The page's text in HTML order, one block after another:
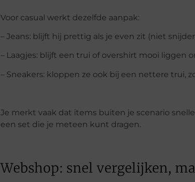
Voor casual werkt dezelfde aanpak:
– Jeans: blijft hij prettig als je even zit (niet
– Laagjes: blijft een trui of overshirt mooi liggen
– Sneakers: kloppen ze ook bij een nettere trui,
Je merkt vaak dat items buiten je scenario
een set die je meteen kunt dragen.
Webshop: snel vergelijken,